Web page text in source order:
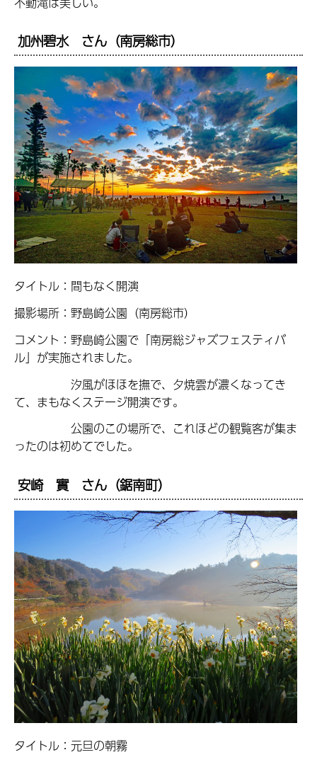
加州碧水 さん（南房総市）
タイトル：間もなく開演
撮影場所：野島崎公園（南房総市）
コメント：野島崎公園で「南房総ジャズフェスティバ
ル」が実施されました。
汐風がほほを撫で、夕焼雲が濃くなってき
て、まもなくステージ開演です。
公園のこの場所で、これほどの観覧客が集ま
ったのは初めてでした。
安崎 實 さん（鋸南町）
タイトル：元旦の朝霧